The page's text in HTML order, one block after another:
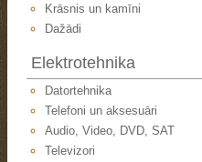
Krāsnis un kamīni
Dažādi
Elektrotehnika
Datortehnika
Telefoni un aksesuāri
Audio, Video, DVD, SAT
Televizori